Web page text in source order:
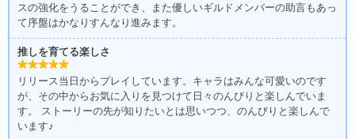
スの強化をうることができ、また優しいギルドメンバーの助言もあっ
て序盤はかなりすんなり進みます。
推しを育てる楽しさ
リリース当日からプレイしています。キャラはみんな可愛いのです
が、その中からお気に入りを見つけて日々のんびりと楽しんでいま
す。 ストーリーの先が知りたいとは思いつつ、のんびりと楽しんで
います♪